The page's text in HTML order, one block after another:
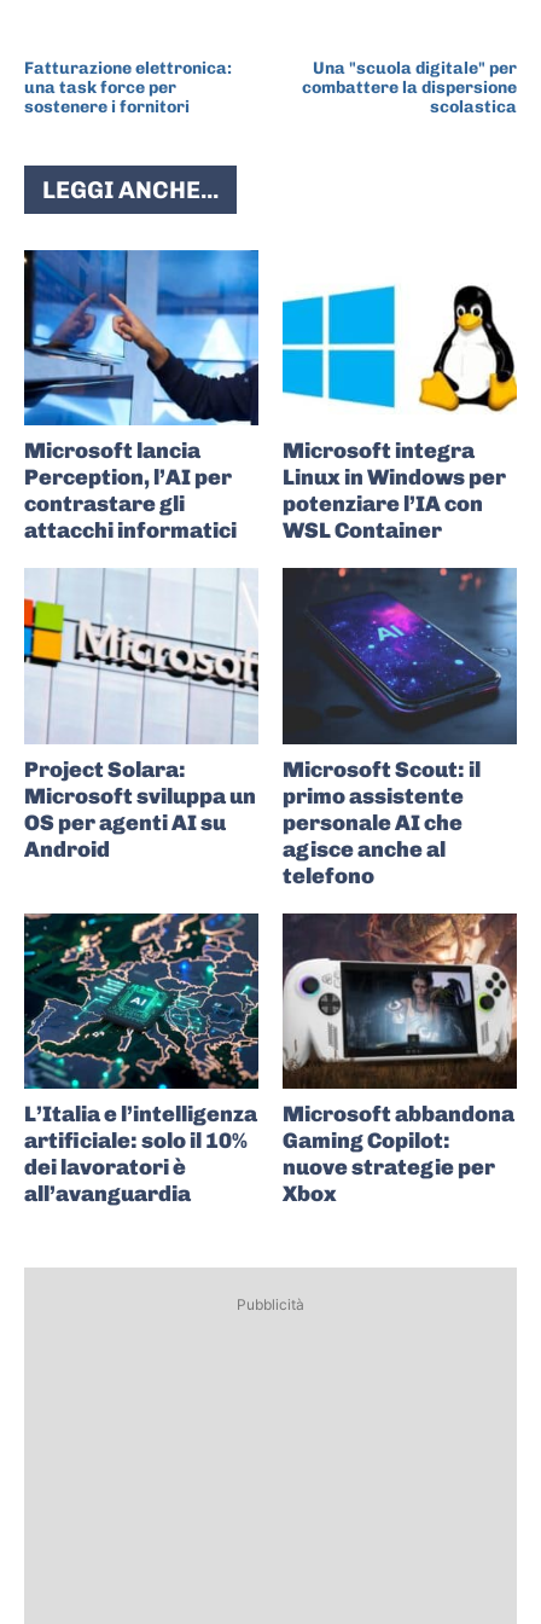
Fatturazione elettronica:
una task force per
sostenere i fornitori
Una "scuola digitale" per
combattere la dispersione
scolastica
LEGGI ANCHE...
Microsoft lancia
Perception, l’AI per
contrastare gli
attacchi informatici
Microsoft integra
Linux in Windows per
potenziare l’IA con
WSL Container
Project Solara:
Microsoft sviluppa un
OS per agenti AI su
Android
Microsoft Scout: il
primo assistente
personale AI che
agisce anche al
telefono
L’Italia e l’intelligenza
artificiale: solo il 10%
dei lavoratori è
all’avanguardia
Microsoft abbandona
Gaming Copilot:
nuove strategie per
Xbox
Pubblicità